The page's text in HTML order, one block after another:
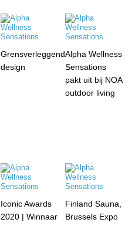
Grensverleggend
design
Alpha Wellness
Sensations
pakt uit bij NOA
outdoor living
Iconic Awards
2020 | Winnaar
Finland Sauna,
Brussels Expo